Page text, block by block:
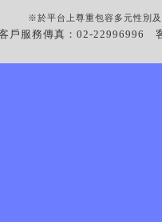
※於平台上尊重包容多元性別
戶服務傳真：02-22996996